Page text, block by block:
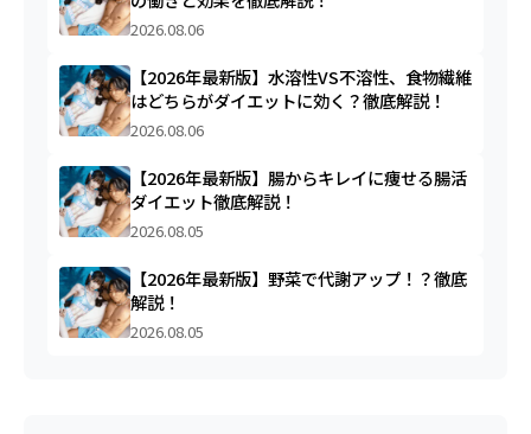
2026.08.06
【2026年最新版】水溶性VS不溶性、食物繊維
はどちらがダイエットに効く？徹底解説！
2026.08.06
【2026年最新版】腸からキレイに痩せる腸活
ダイエット徹底解説！
2026.08.05
【2026年最新版】野菜で代謝アップ！？徹底
解説！
2026.08.05